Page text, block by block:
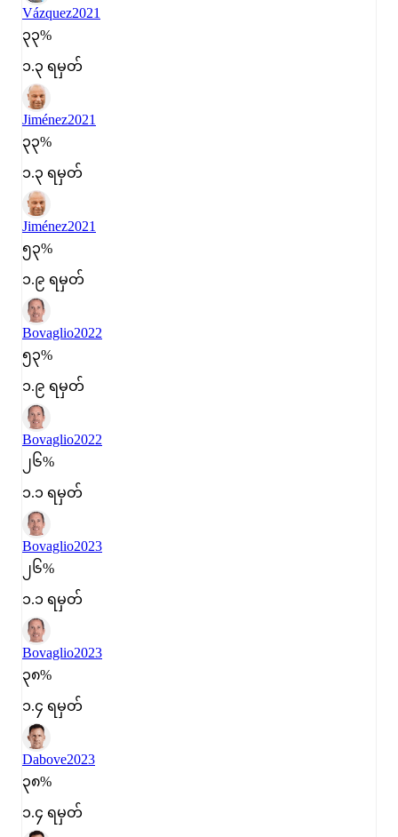
Vázquez2021
၃၃%
၁.၃ ရမှတ်
Jiménez2021
၃၃%
၁.၃ ရမှတ်
Jiménez2021
၅၃%
၁.၉ ရမှတ်
Bovaglio2022
၅၃%
၁.၉ ရမှတ်
Bovaglio2022
၂၆%
၁.၁ ရမှတ်
Bovaglio2023
၂၆%
၁.၁ ရမှတ်
Bovaglio2023
၃၈%
၁.၄ ရမှတ်
Dabove2023
၃၈%
၁.၄ ရမှတ်